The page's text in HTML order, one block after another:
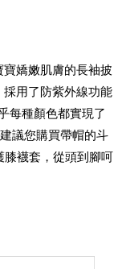
嬌嫩肌膚的長袖披
用了防紫外線功能
每種顏色都實現了
議您購買帶帽的斗
膝襪套，從頭到腳呵